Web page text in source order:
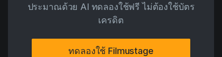
ประมาณด้วย AI ทดลองใช้ฟรี ไม่ต้องใช้บัตร
เครดิต
ทดลองใช้ Filmustage